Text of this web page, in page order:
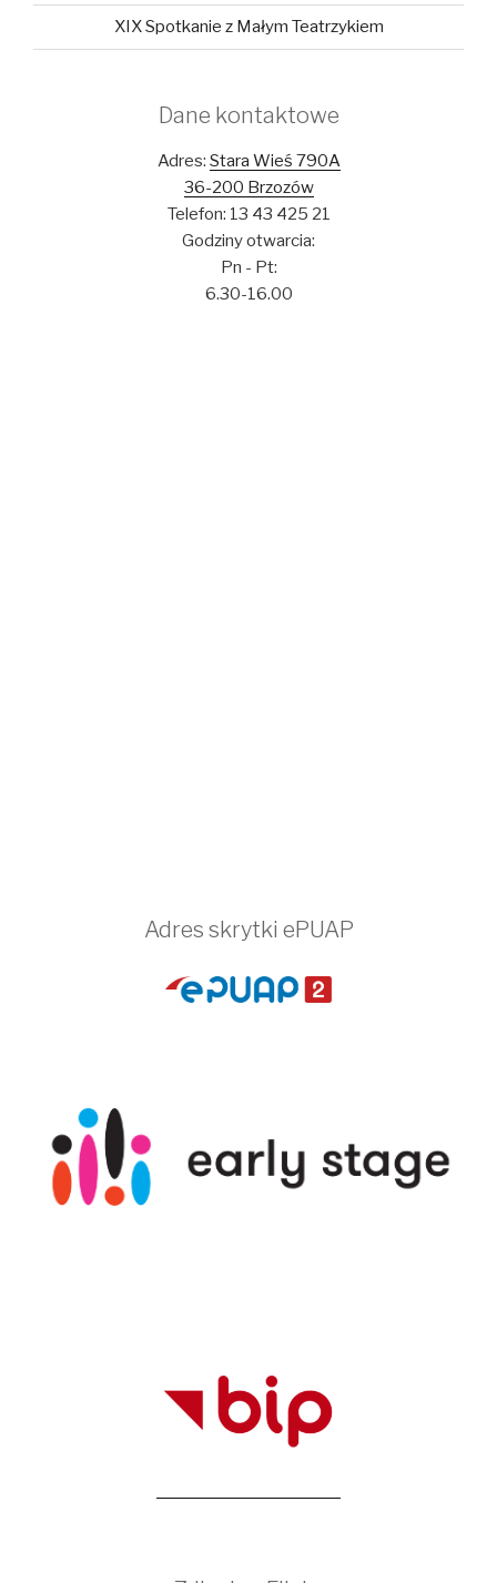
XIX Spotkanie z Małym Teatrzykiem
Dane kontaktowe
Adres: Stara Wieś 790A
36-200 Brzozów
Telefon: 13 43 425 21
Godziny otwarcia:
Pn - Pt:
6.30-16.00
Adres skrytki ePUAP